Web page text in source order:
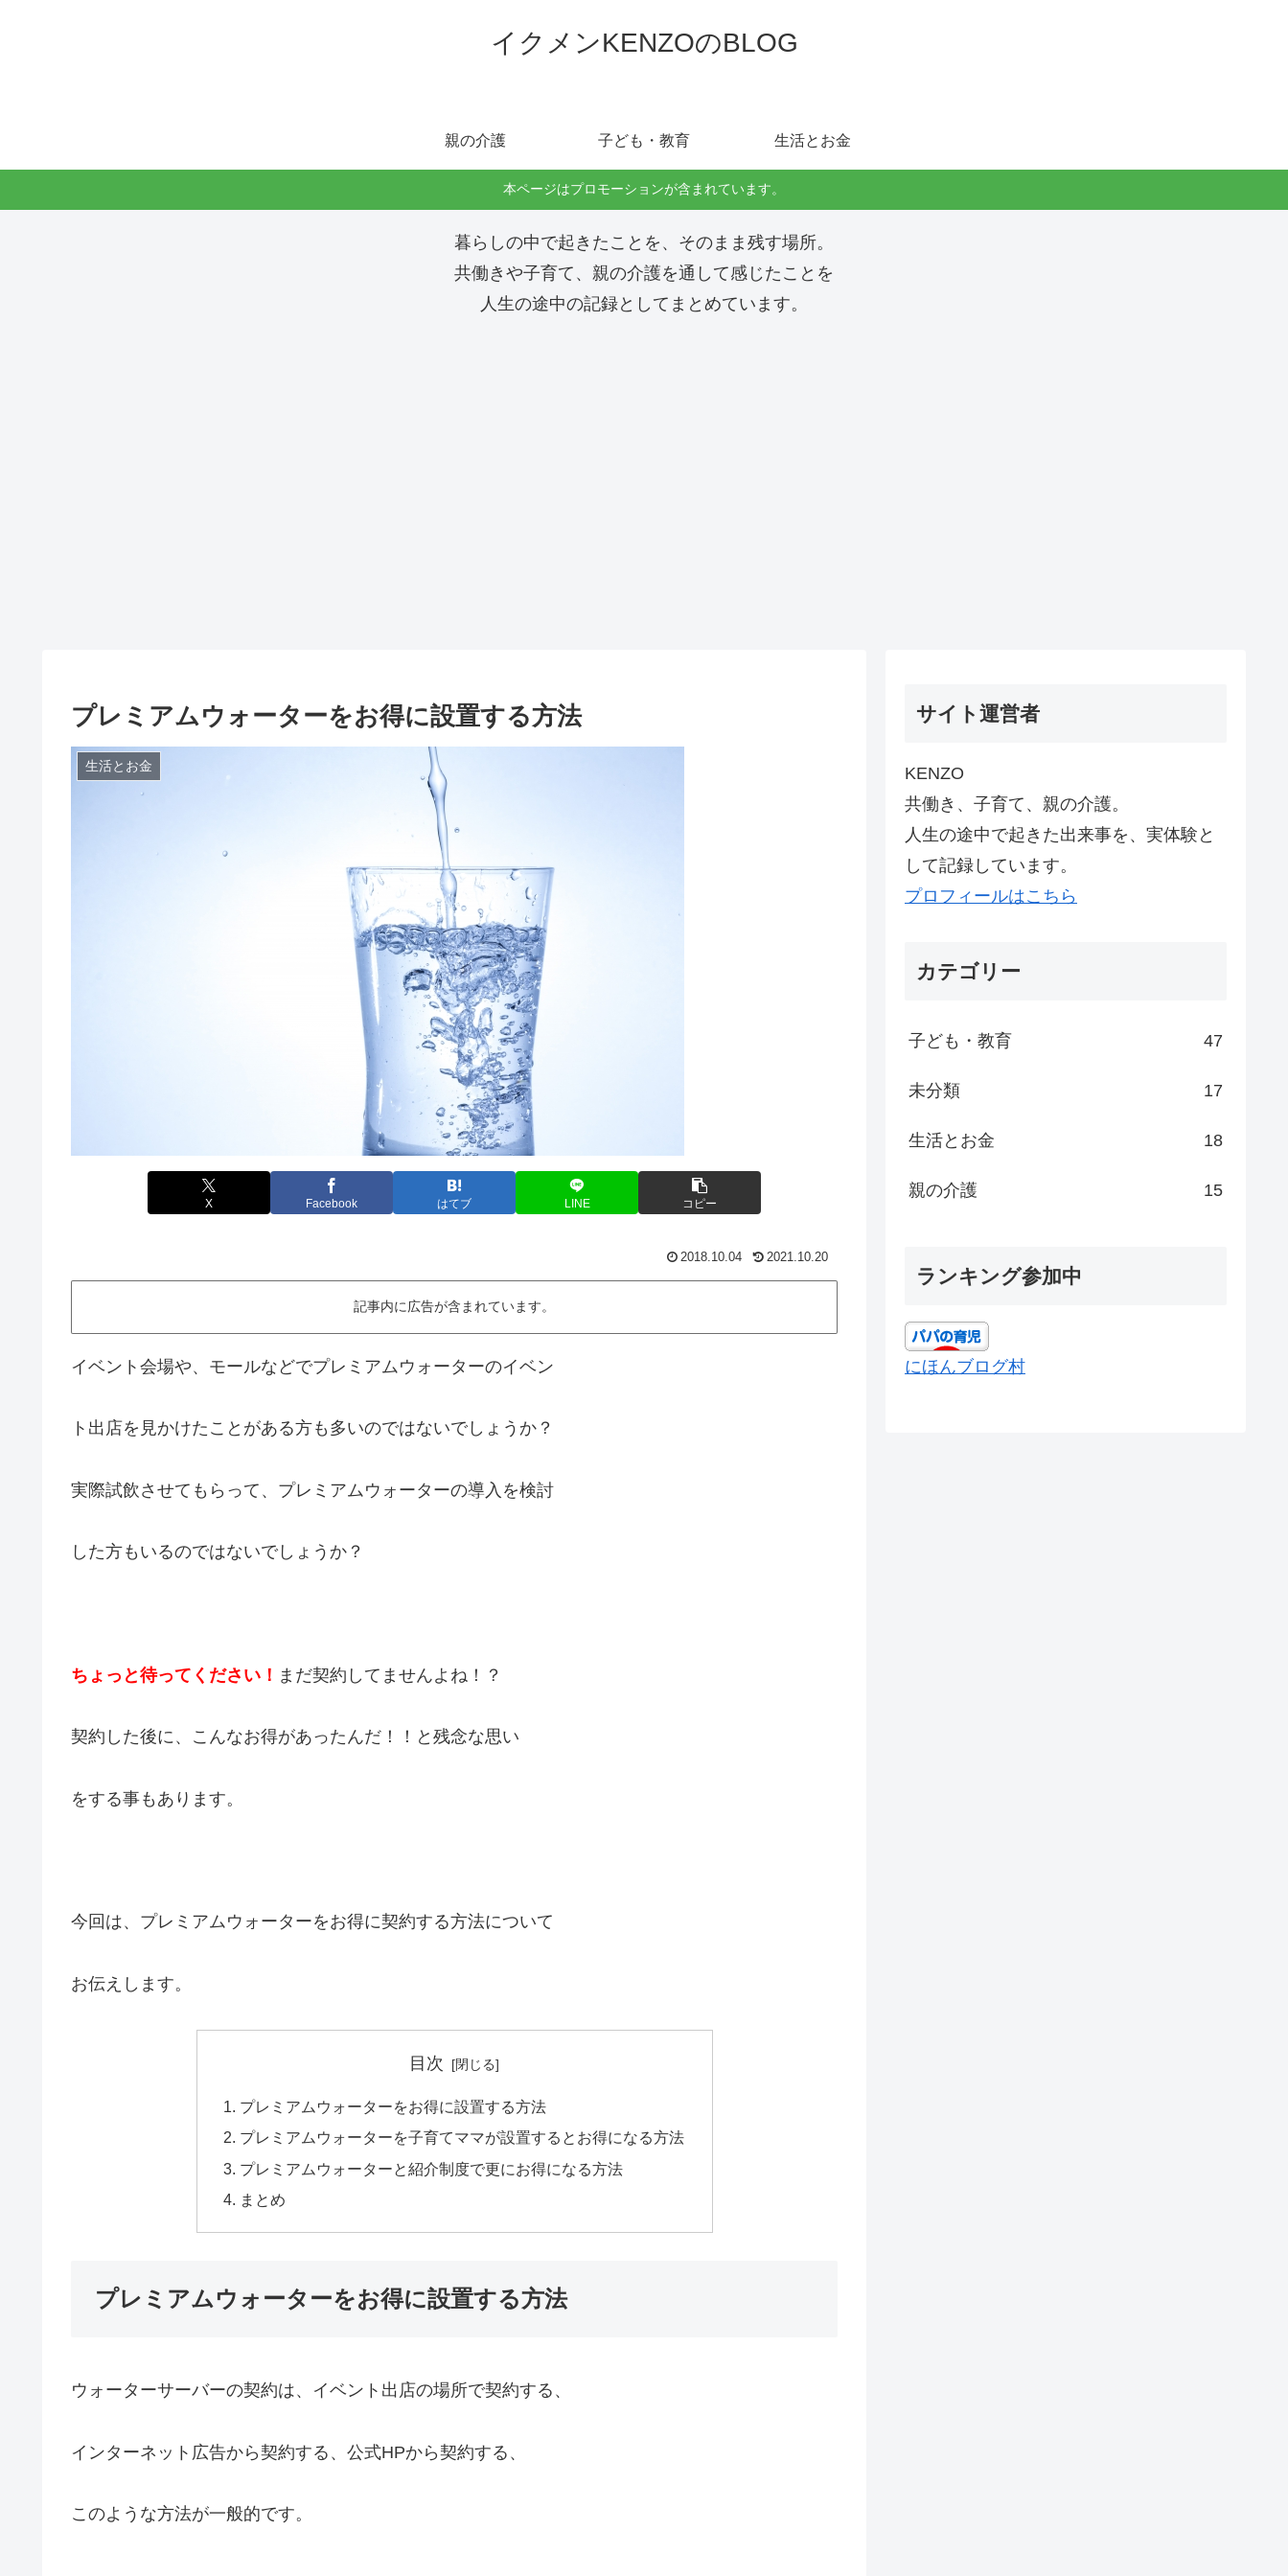
イクメンKENZOのBLOG
親の介護 子ども・教育 生活とお金
本ページはプロモーションが含まれています。
暮らしの中で起きたことを、そのまま残す場所。
共働きや子育て、親の介護を通して感じたことを
人生の途中の記録としてまとめています。
プレミアムウォーターをお得に設置する方法
生活とお金
X Facebook はてブ LINE コピー
2018.10.04 2021.10.20
記事内に広告が含まれています。
イベント会場や、モールなどでプレミアムウォーターのイベン
ト出店を見かけたことがある方も多いのではないでしょうか？
実際試飲させてもらって、プレミアムウォーターの導入を検討
した方もいるのではないでしょうか？
ちょっと待ってください！ まだ契約してませんよね！？
契約した後に、こんなお得があったんだ！！と残念な思い
をする事もあります。
今回は、プレミアムウォーターをお得に契約する方法について
お伝えします。
目次
プレミアムウォーターをお得に設置する方法
プレミアムウォーターを子育てママが設置するとお得になる方法
プレミアムウォーターと紹介制度で更にお得になる方法
まとめ
プレミアムウォーターをお得に設置する方法
ウォーターサーバーの契約は、イベント出店の場所で契約する、
インターネット広告から契約する、公式HPから契約する、
このような方法が一般的です。
サイト運営者
KENZO
共働き、子育て、親の介護。
人生の途中で起きた出来事を、実体験と
して記録しています。
プロフィールはこちら
カテゴリー
子ども・教育 47
未分類 17
生活とお金 18
親の介護 15
ランキング参加中
にほんブログ村